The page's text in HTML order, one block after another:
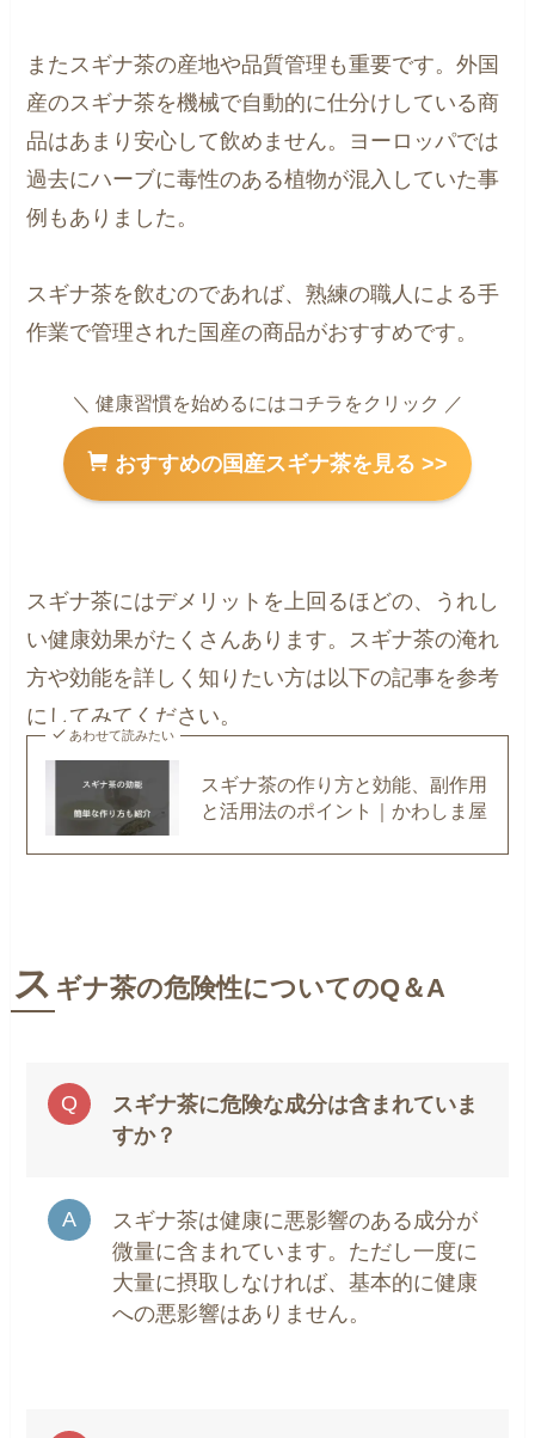
またスギナ茶の産地や品質管理も重要です。外国
産のスギナ茶を機械で自動的に仕分けしている商
品はあまり安心して飲めません。ヨーロッパでは
過去にハーブに毒性のある植物が混入していた事
例もありました。
スギナ茶を飲むのであれば、熟練の職人による手
作業で管理された国産の商品がおすすめです。
＼ 健康習慣を始めるにはコチラをクリック ／
おすすめの国産スギナ茶を見る >>
スギナ茶にはデメリットを上回るほどの、うれし
い健康効果がたくさんあります。スギナ茶の淹れ
方や効能を詳しく知りたい方は以下の記事を参考
にしてみてください。
あわせて読みたい
スギナ茶の作り方と効能、副作用
と活用法のポイント｜かわしま屋
ス ギナ茶の危険性についてのQ＆A
スギナ茶に危険な成分は含まれていま
すか？
スギナ茶は健康に悪影響のある成分が
微量に含まれています。ただし一度に
大量に摂取しなければ、基本的に健康
への悪影響はありません。